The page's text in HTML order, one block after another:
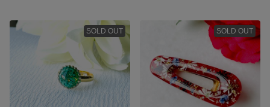
SOLD OUT SOLD OUT